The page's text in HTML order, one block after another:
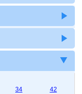
34 42